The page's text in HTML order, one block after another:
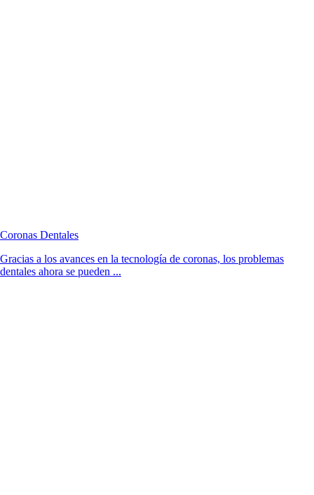
Coronas Dentales
Gracias a los avances en la tecnología de coronas, los problemas
dentales ahora se pueden ...